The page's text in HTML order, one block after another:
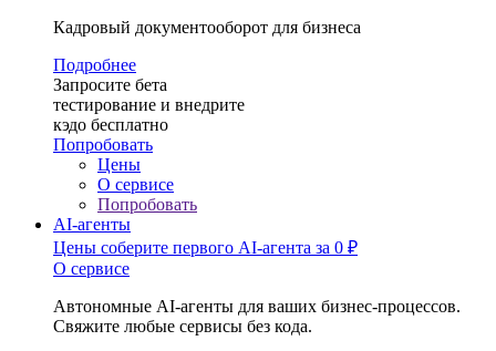
Кадровый документооборот для бизнеса
Подробнее
Запросите бета
тестирование и внедрите
кэдо бесплатно
Попробовать
Цены
О сервисе
Попробовать
AI-агенты
Цены соберите первого AI-агента за 0 ₽
О сервисе
Автономные AI-агенты для ваших бизнес-процессов.
Свяжите любые сервисы без кода.